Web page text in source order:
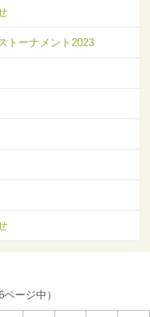
トーナメント2023
ージ中）